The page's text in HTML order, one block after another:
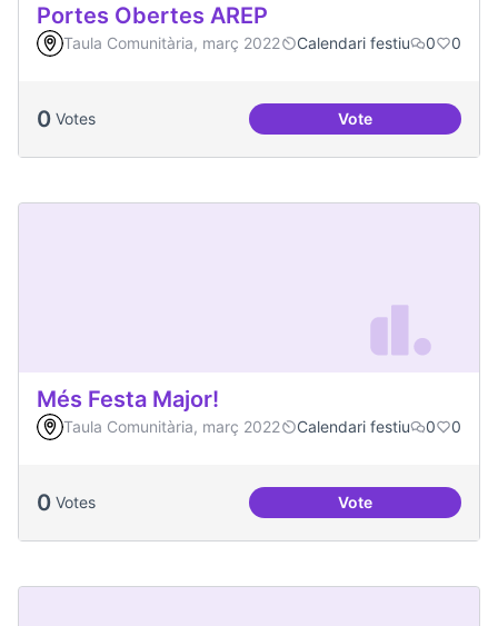
Portes Obertes AREP
Taula Comunitària, març 2022 Calendari festiu 0 0
0 Votes VotePortes Obertes
Més Festa Major!
Taula Comunitària, març 2022 Calendari festiu 0 0
0 Votes VoteMés Festa Major!